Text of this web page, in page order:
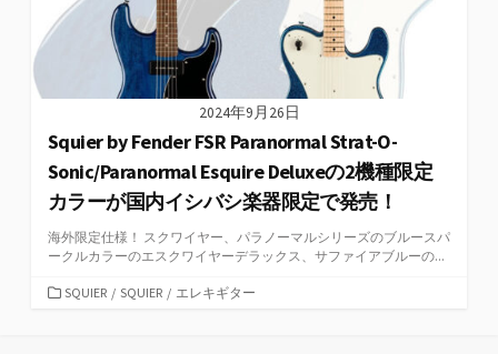
2024年9月26日
Squier by Fender FSR Paranormal Strat-O-
Sonic/Paranormal Esquire Deluxeの2機種限定
カラーが国内イシバシ楽器限定で発売！
海外限定仕様！ スクワイヤー、パラノーマルシリーズのブルースパ
ークルカラーのエスクワイヤーデラックス、サファイアブルーの...
カSQUIER / SQUIER / エレキギター